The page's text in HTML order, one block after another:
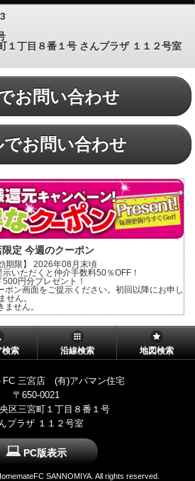
１丁目８番１号 さんプラザ １１２号室
お問い合わせ
でお問い合わせ
定 今週のクーポン
期限】 2026年08月末頃
いただくと仲介手数料50％OFF！
円分プレゼント！
ン画面をご提示ください。初回以降にお申し
せん。
せん。
検索 沿線検索 地図検索
FC 三宮店 (有)アパマン住宅
〒650-0021
区三宮町１丁目８番１号
プラザ １１２号室
PC版表示
SANNOMIYA. All rights reserved.